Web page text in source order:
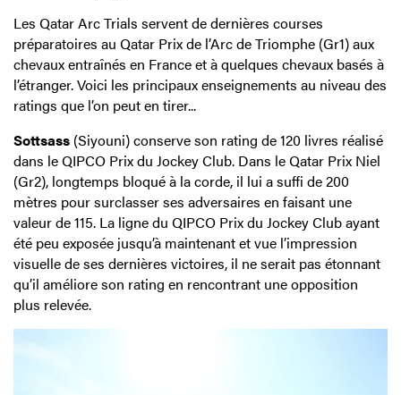
Les Qatar Arc Trials servent de dernières courses
préparatoires au Qatar Prix de l’Arc de Triomphe (Gr1) aux
chevaux entraînés en France et à quelques chevaux basés à
l’étranger. Voici les principaux enseignements au niveau des
ratings que l’on peut en tirer...
Sottsass (Siyouni) conserve son rating de 120 livres réalisé
dans le QIPCO Prix du Jockey Club. Dans le Qatar Prix Niel
(Gr2), longtemps bloqué à la corde, il lui a suffi de 200
mètres pour surclasser ses adversaires en faisant une
valeur de 115. La ligne du QIPCO Prix du Jockey Club ayant
été peu exposée jusqu’à maintenant et vue l’impression
visuelle de ses dernières victoires, il ne serait pas étonnant
qu’il améliore son rating en rencontrant une opposition
plus relevée.